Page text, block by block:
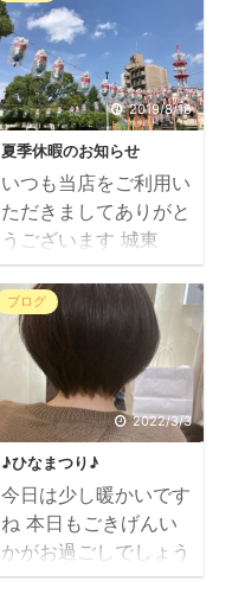
た。 ２連休すると、
用事も片付くし休んだ
気がします 昨日は梅
田まで出かけてショッ
ピングも出来ました
来週も（月）（火）と
連休します 今年の海
の日は第三月曜日では
なく、22日に変更さ
れてますよ 23日はオ
リンピック開会式でス
ポーツの日になってま
すよ 世間は４連休で
すが当店は営業します
今朝はセミの鳴き声
が梅雨明け真夏を感じ
させましたが 昼過ぎ
からの豪雨 雷注意報
と大雨洪水警報が出て
いました 皆様の地域
は大丈夫でした ...
2019/8/16
夏季休暇のお知らせ
いつも当店をご利用い
ただきましてありがと
うございます 城東
区 野江の美容室
N です 皆様、お盆休
みをいかがお過ごしで
しょうか 台風で予定
を変更された方も多か
ったみたいです
ね・・・ 月曜日から
のお仕事も頑張ってく
ださいね～ 当店は
明日17日（土）～20
日（火）の４日間を夏
季休業いたします 待
ブログ
2022/3/3
♪ひなまつり♪
今日は少し暖かいです
ね 本日もごきげんい
かがお過ごしでしょう
か おひなさま、出し